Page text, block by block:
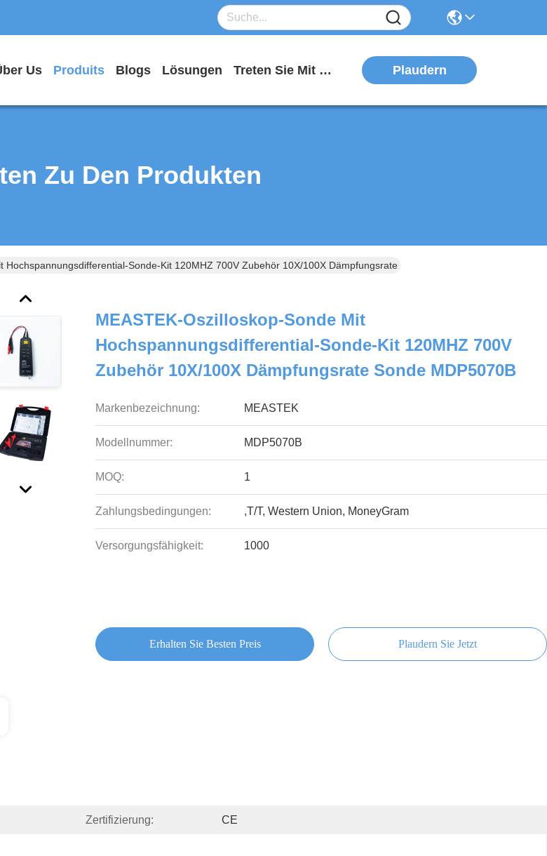
Us Produits Blogs Lösungen Treten Sie Mit Uns In Verbindung Plaudern
Zu Den Produkten
Hochspannungsdifferential-Sonde-Kit 120MHZ 700V Zubehör 10X/100X Dämpfungsrate Sonde MDP5070B
MEASTEK-Oszilloskop-Sonde Mit
Hochspannungsdifferential-Sonde-Kit 120MHZ 700V
Zubehör 10X/100X Dämpfungsrate Sonde MDP5070B
Markenbezeichnung: MEASTEK
Modellnummer: MDP5070B
MOQ: 1
Zahlungsbedingungen: ,T/T, Western Union, MoneyGram
Versorgungsfähigkeit: 1000
Erhalten Sie Besten Preis Plaudern Sie Jetzt
Zertifizierung: CE